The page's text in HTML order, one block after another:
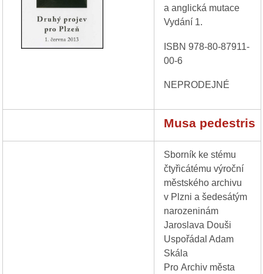
a anglická mutace
Vydání 1.
ISBN 978-80-87911-
00-6
NEPRODEJNÉ
Musa pedestris
Sborník ke stému
čtyřicátému výroční
městského archivu
v Plzni a šedesátým
narozeninám
Jaroslava Douši
Uspořádal Adam
Skála
Pro Archiv města